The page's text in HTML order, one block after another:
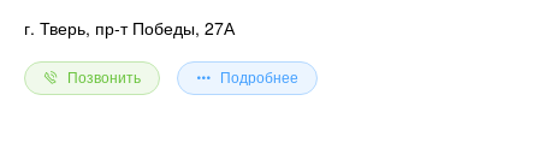
г. Тверь, пр-т Победы, 27А
Позвонить Подробнее